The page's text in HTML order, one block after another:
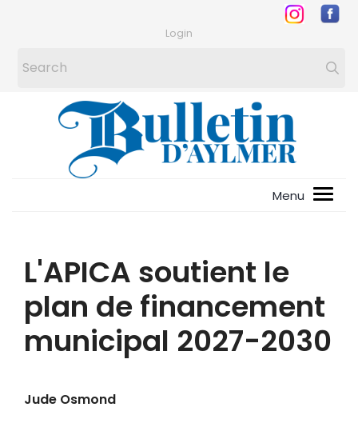
Login
L'APICA soutient le
plan de financement
municipal 2027-2030
Jude Osmond